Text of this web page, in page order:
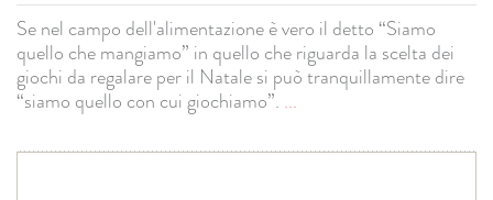
Se nel campo dell'alimentazione è vero il detto “Siamo
quello che mangiamo” in quello che riguarda la scelta dei
giochi da regalare per il Natale si può tranquillamente dire
“siamo quello con cui giochiamo”. ...